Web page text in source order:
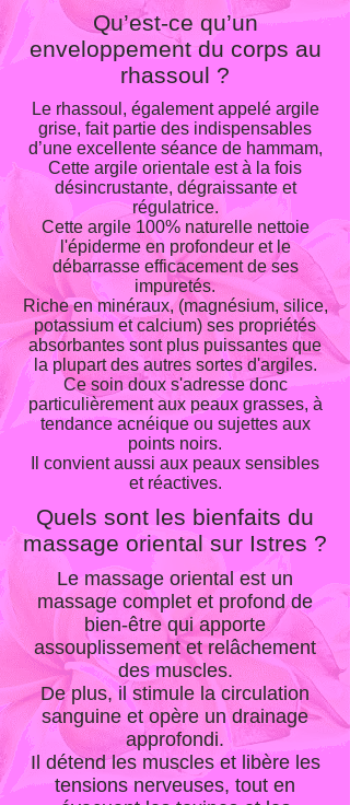
Qu’est-ce qu’un
enveloppement du corps au
rhassoul ?
Le rhassoul, également appelé argile
grise, fait partie des indispensables
d’une excellente séance de hammam,
Cette argile orientale est à la fois
désincrustante, dégraissante et
régulatrice.
Cette argile 100% naturelle nettoie
l'épiderme en profondeur et le
débarrasse efficacement de ses
impuretés.
Riche en minéraux, (magnésium, silice,
potassium et calcium) ses propriétés
absorbantes sont plus puissantes que
la plupart des autres sortes d'argiles.
Ce soin doux s'adresse donc
particulièrement aux peaux grasses, à
tendance acnéique ou sujettes aux
points noirs.
Il convient aussi aux peaux sensibles
et réactives.
Quels sont les bienfaits du
massage oriental sur Istres ?
Le massage oriental est un
massage complet et profond de
bien-être qui apporte
assouplissement et relâchement
des muscles.
De plus, il stimule la circulation
sanguine et opère un drainage
approfondi.
Il détend les muscles et libère les
tensions nerveuses, tout en